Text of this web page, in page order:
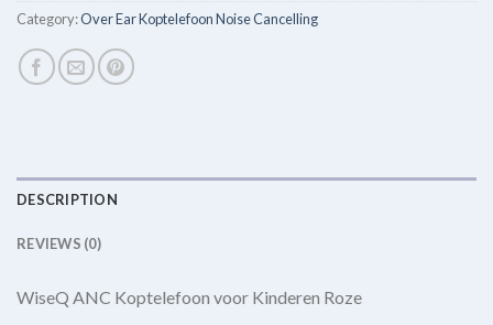
Category:Over Ear Koptelefoon Noise Cancelling
DESCRIPTION
REVIEWS (0)
WiseQ ANC Koptelefoon voor Kinderen Roze